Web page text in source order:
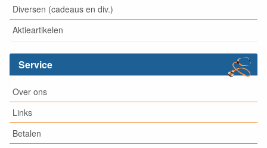
Diversen (cadeaus en div.)
Aktieartikelen
Service
Over ons
Links
Betalen